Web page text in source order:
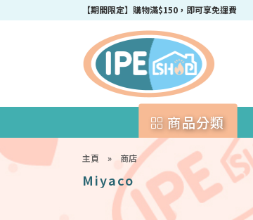
【期間限定】購物滿$150，即可享免運費
商品分類
主頁 » 商店
Miyaco